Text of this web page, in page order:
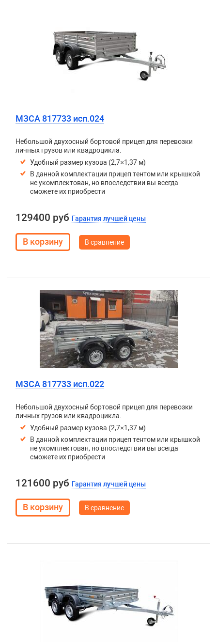
МЗСА 817733 исп.024
Небольшой двухосный бортовой прицеп для перевозки
личных грузов или квадроцикла.
Удобный размер кузова (2,7×1,37 м)
В данной комплектации прицеп тентом или крышкой
не укомплектован, но впоследствии вы всегда
сможете их приобрести
129400 руб Гарантия лучшей цены
В сравнение
МЗСА 817733 исп.022
Небольшой двухосный бортовой прицеп для перевозки
личных грузов или квадроцикла.
Удобный размер кузова (2,7×1,37 м)
В данной комплектации прицеп тентом или крышкой
не укомплектован, но впоследствии вы всегда
сможете их приобрести
121600 руб Гарантия лучшей цены
В сравнение